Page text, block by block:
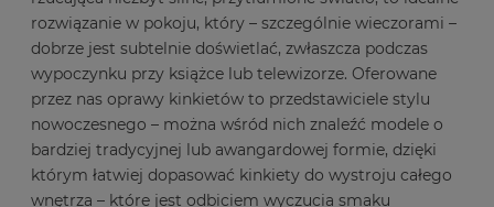
rozwiązanie w pokoju, który – szczególnie wieczorami –
dobrze jest subtelnie doświetlać, zwłaszcza podczas
wypoczynku przy książce lub telewizorze. Oferowane
przez nas oprawy kinkietów to przedstawiciele stylu
nowoczesnego – można wśród nich znaleźć modele o
bardziej tradycyjnej lub awangardowej formie, dzięki
którym łatwiej dopasować kinkiety do wystroju całego
wnętrza – które jest odbiciem wyczucia smaku